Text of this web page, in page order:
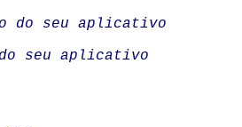
seu aplicativo
seu aplicativo